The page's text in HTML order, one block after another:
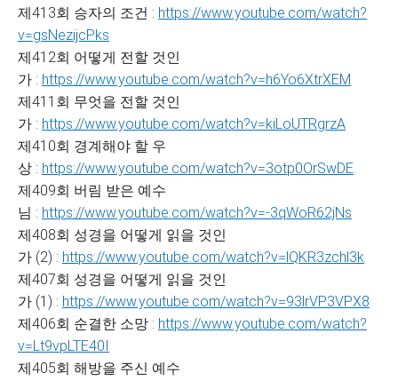
제413회 승자의 조건 : https://www.youtube.com/watch?
v=gsNezijcPks
제412회 어떻게 전할 것인
가 : https://www.youtube.com/watch?v=h6Yo6XtrXEM
제411회 무엇을 전할 것인
가 : https://www.youtube.com/watch?v=kiLoUTRgrzA
제410회 경계해야 할 우
상 : https://www.youtube.com/watch?v=3otp0OrSwDE
제409회 버림 받은 예수
님 : https://www.youtube.com/watch?v=-3qWoR62jNs
제408회 성경을 어떻게 읽을 것인
가 (2) : https://www.youtube.com/watch?v=lQKR3zchl3k
제407회 성경을 어떻게 읽을 것인
가 (1) : https://www.youtube.com/watch?v=93lrVP3VPX8
제406회 순결한 소망 : https://www.youtube.com/watch?
v=Lt9vpLTE40I
제405회 해방을 주신 예수